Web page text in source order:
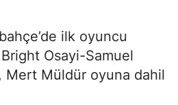
ilk oyuncu
Osayi-Samuel
Mert Müldür oyuna dahil